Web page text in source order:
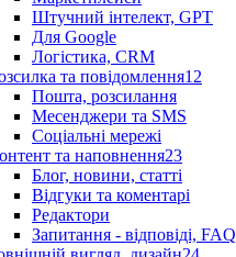
Штучний інтелект, GPT
Для Google
Логістика, CRM
та повідомлення12
Пошта, розсилання
Месенджери та SMS
Соціальні мережі
та наповнення23
Блог, новини, статті
Відгуки та коментарі
Редактори
Запитання - відповіді, FAQ